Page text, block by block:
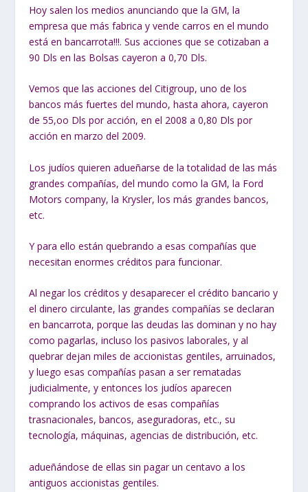
Hoy salen los medios anunciando que la GM, la
empresa que más fabrica y vende carros en el mundo
está en bancarrota!!!. Sus acciones que se cotizaban a
90 Dls en las Bolsas cayeron a 0,70 Dls.
Vemos que las acciones del Citigroup, uno de los
bancos más fuertes del mundo, hasta ahora, cayeron
de 55,oo Dls por acción, en el 2008 a 0,80 Dls por
acción en marzo del 2009.
Los judíos quieren adueñarse de la totalidad de las más
grandes compañías, del mundo como la GM, la Ford
Motors company, la Krysler, los más grandes bancos,
etc.
Y para ello están quebrando a esas compañías que
necesitan enormes créditos para funcionar.
Al negar los créditos y desaparecer el crédito bancario y
el dinero circulante, las grandes compañías se declaran
en bancarrota, porque las deudas las dominan y no hay
como pagarlas, incluso los pasivos laborales, y al
quebrar dejan miles de accionistas gentiles, arruinados,
y luego esas compañías pasan a ser rematadas
judicialmente, y entonces los judíos aparecen
comprando los activos de esas compañías
trasnacionales, bancos, aseguradoras, etc., su
tecnología, máquinas, agencias de distribución, etc.
adueñándose de ellas sin pagar un centavo a los
antiguos accionistas gentiles.